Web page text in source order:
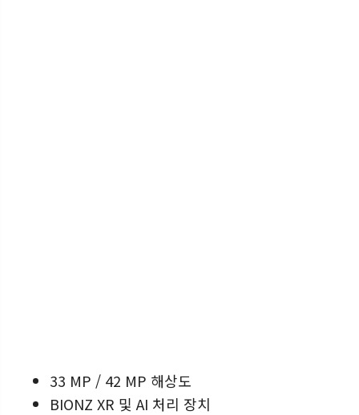
33 MP / 42 MP 해상도
BIONZ XR 및 AI 처리 장치